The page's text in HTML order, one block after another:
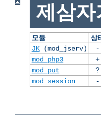
제삼자
모듈 상
JK(mod_jserv) -
mod_php3
+
mod_put
?
mod_session
-